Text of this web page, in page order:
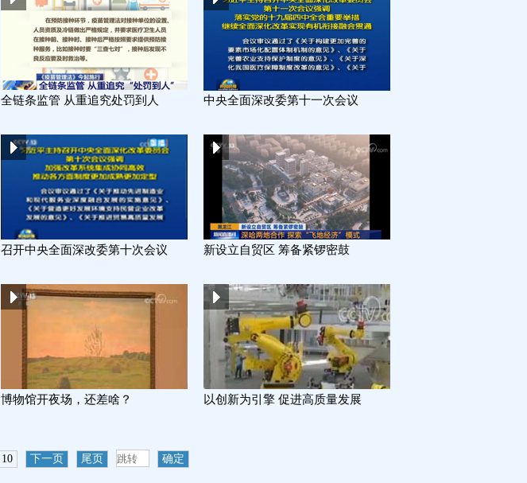
全链条监管 从重追究处罚到人 中央全面深改委第十一次会议
召开中央全面深改委第十次会议 新设立自贸区 筹备紧锣密鼓
博物馆开夜场，还差啥？ 以创新为引擎 促进高质量发展
10 下一页 尾页 确定